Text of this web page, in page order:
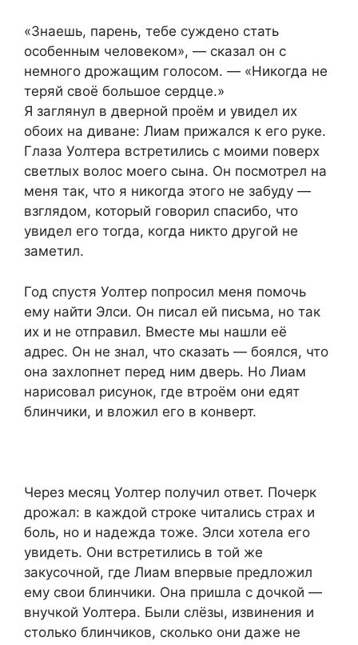
«Знаешь, парень, тебе суждено стать
особенным человеком», — сказал он с
немного дрожащим голосом. — «Никогда не
теряй своё большое сердце.»
Я заглянул в дверной проём и увидел их
обоих на диване: Лиам прижался к его руке.
Глаза Уолтера встретились с моими поверх
светлых волос моего сына. Он посмотрел на
меня так, что я никогда этого не забуду —
взглядом, который говорил спасибо, что
увидел его тогда, когда никто другой не
заметил.
Год спустя Уолтер попросил меня помочь
ему найти Элси. Он писал ей письма, но так
их и не отправил. Вместе мы нашли её
адрес. Он не знал, что сказать — боялся, что
она захлопнет перед ним дверь. Но Лиам
нарисовал рисунок, где втроём они едят
блинчики, и вложил его в конверт.
Через месяц Уолтер получил ответ. Почерк
дрожал: в каждой строке читались страх и
боль, но и надежда тоже. Элси хотела его
увидеть. Они встретились в той же
закусочной, где Лиам впервые предложил
ему свои блинчики. Она пришла с дочкой —
внучкой Уолтера. Были слёзы, извинения и
столько блинчиков, сколько они даже не